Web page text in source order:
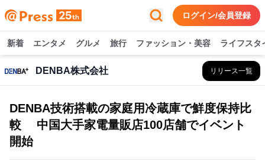
ログイン/会員登録
新着 エンタメ グルメ 旅行 ファッション・美容 ライフスタ
DENBA株式会社 リリース一覧
DENBA技術搭載の家庭用冷蔵庫で鮮度保持比
較 中国大手家電量販店100店舗でイベント
開始